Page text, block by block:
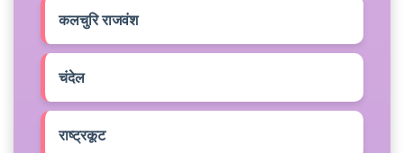
कलचुरि राजवंश
चंदेल
राष्ट्रकूट